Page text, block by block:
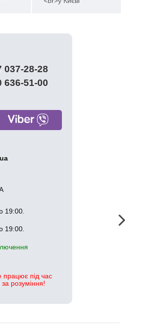
037-28-28
636-51-00
19:00.
19:00.
працює під час
розуміння!